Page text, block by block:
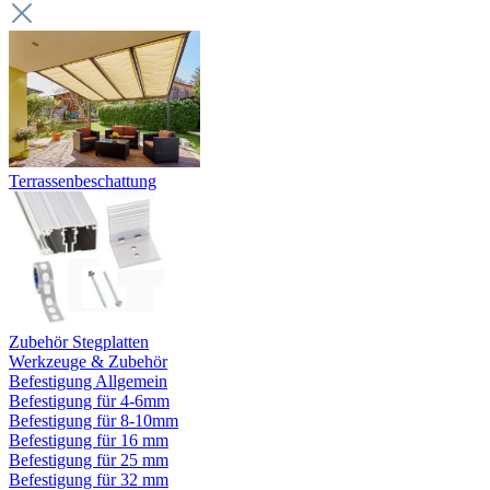
Terrassenbeschattung
Zubehör Stegplatten
Werkzeuge & Zubehör
Befestigung Allgemein
Befestigung für 4-6mm
Befestigung für 8-10mm
Befestigung für 16 mm
Befestigung für 25 mm
Befestigung für 32 mm